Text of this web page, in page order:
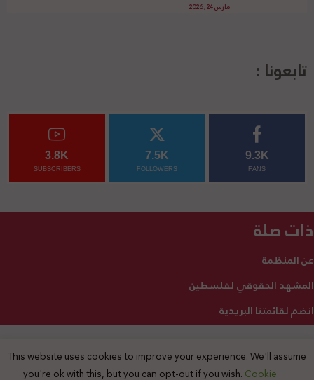
مارس 24, 2026
تابعونا :
9.3K
FANS
7.5K
FOLLOWERS
3.8K
SUBSCRIBERS
ذات صلة
عن المنظمة
المشهد الحقوقي لفلسطين
انضم لقائمتنا البريدية
2025 © جميع الحقوق محفوظة
This website uses cookies to improve your experience. We'll assume
you're ok with this, but you can opt-out if you wish. Cookie